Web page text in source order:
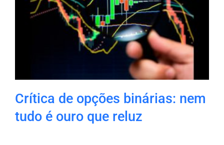
Crítica de opções binárias: nem
tudo é ouro que reluz